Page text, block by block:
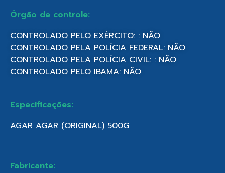
Órgão de controle:
CONTROLADO PELO EXÉRCITO: : NÃO
CONTROLADO PELA POLÍCIA FEDERAL: NÃO
CONTROLADO PELA POLÍCIA CIVIL: : NÃO
CONTROLADO PELO IBAMA: NÃO
Especificações:
AGAR AGAR (ORIGINAL) 500G
Fabricante: